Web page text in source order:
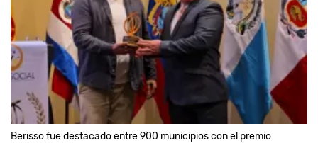
Berisso fue destacado entre 900 municipios con el premio